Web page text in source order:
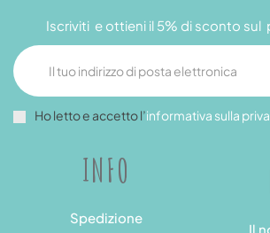
INFO
Spedizione
Il
Iscriviti e ottieni il 5% di sconto sul
Ho letto e accetto l’informativa sulla